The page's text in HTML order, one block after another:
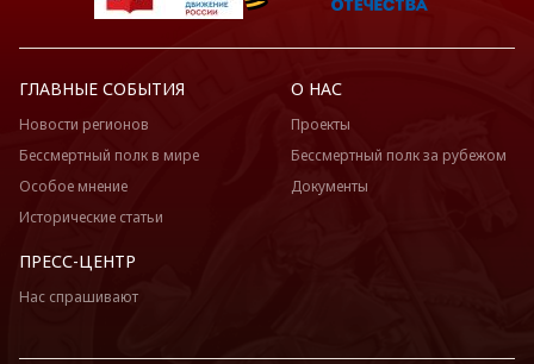
ГЛАВНЫЕ СОБЫТИЯ
Новости регионов
Бессмертный полк в мире
Особое мнение
Исторические статьи
О НАС
Проекты
Бессмертный полк за рубежом
Документы
ПРЕСС-ЦЕНТР
Нас спрашивают